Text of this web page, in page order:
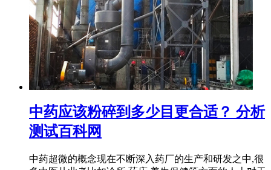
中药应该粉碎到多少目更合适？ 分析
测试百科网
中药超微的概念现在不断深入药厂的生产和研发之中,很